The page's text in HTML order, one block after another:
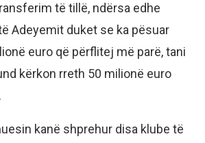
të tillë, ndërsa edhe
Adeyemit duket se ka pësuar
euro që përflitej më parë, tani
kërkon rreth 50 milionë euro
kanë shprehur disa klube të